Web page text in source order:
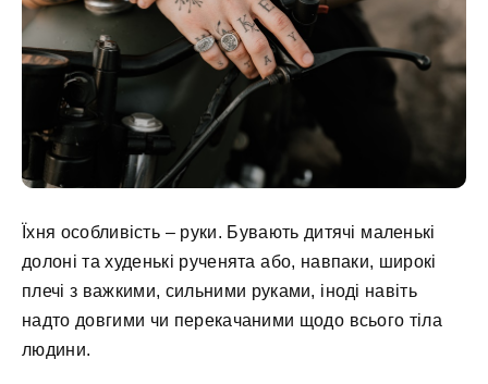
Їхня особливість – руки. Бувають дитячі маленькі
долоні та худенькі рученята або, навпаки, широкі
плечі з важкими, сильними руками, іноді навіть
надто довгими чи перекачаними щодо всього тіла
людини.